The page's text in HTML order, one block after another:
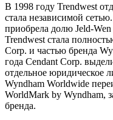
В 1998 году Trendwest
стала независимой
приобрела долю Jeld-
Trendwest стала
Corp. и частью бренда
года Cendant Corp.
отдельное юридическое
Wyndham Worldwide
WorldMark by Wyndham,
бренда.